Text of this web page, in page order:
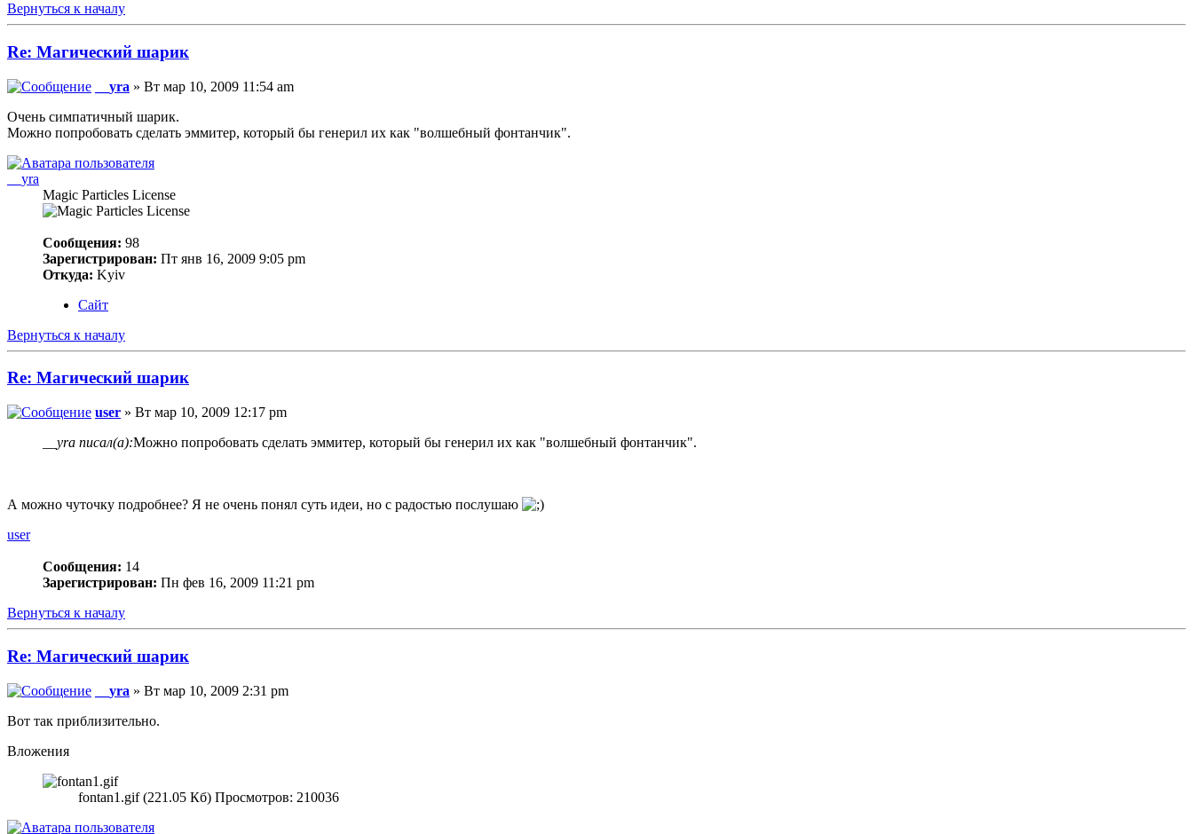
Вернуться к началу
Re: Магический шарик
__yra » Вт мар 10, 2009 11:54 am
Очень симпатичный шарик.
Можно попробовать сделать эммитер, который бы генерил их как "волшебный фонтанчик".
__yra
Magic Particles License
Сообщения: 98
Зарегистрирован: Пт янв 16, 2009 9:05 pm
Откуда: Kyiv
Сайт
Вернуться к началу
Re: Магический шарик
user » Вт мар 10, 2009 12:17 pm
__yra писал(а):Можно попробовать сделать эммитер, который бы генерил их как "волшебный фонтанчик".
А можно чуточку подробнее? Я не очень понял суть идеи, но с радостью послушаю
user
Сообщения: 14
Зарегистрирован: Пн фев 16, 2009 11:21 pm
Вернуться к началу
Re: Магический шарик
__yra » Вт мар 10, 2009 2:31 pm
Вот так приблизительно.
Вложения
fontan1.gif (221.05 Кб) Просмотров: 210036